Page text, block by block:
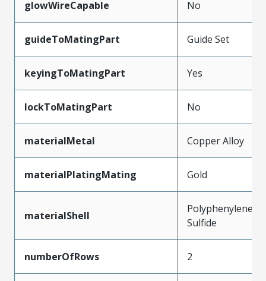
glowWireCapable No
guideToMatingPart Guide Set
keyingToMatingPart Yes
lockToMatingPart No
materialMetal Copper Alloy
materialPlatingMating Gold
materialShell
Polyphenylene
Sulfide
numberOfRows 2